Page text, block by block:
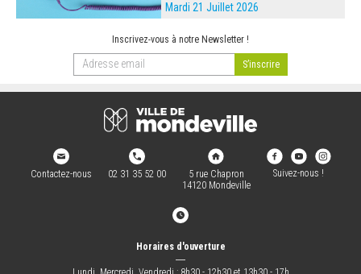
Mardi 21 Juillet 2026
Inscrivez-vous à notre Newsletter !
Contactez-nous 02 31 35 52 00
5 rue Chapron
14120 Mondeville
Suivez-nous !
Horaires d'ouverture
―